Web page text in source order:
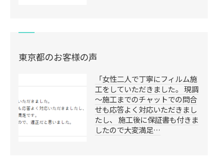
東京都のお客様の声
「女性二人で丁寧にフィルム施
工をしていただきました。 現調
～施工までのチャットでの問合
せも応答よく対応いただきまし
たし、 施工後に保証書も付きま
したので大変満足…